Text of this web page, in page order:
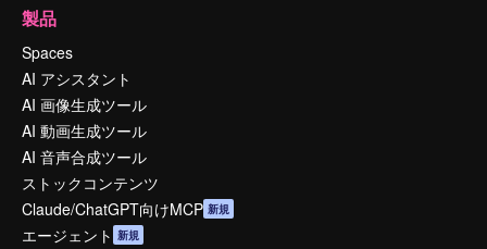
製品
Spaces
AI アシスタント
AI 画像生成ツール
AI 動画生成ツール
AI 音声合成ツール
ストックコンテンツ
Claude/ChatGPT向けMCP 新規
エージェント 新規